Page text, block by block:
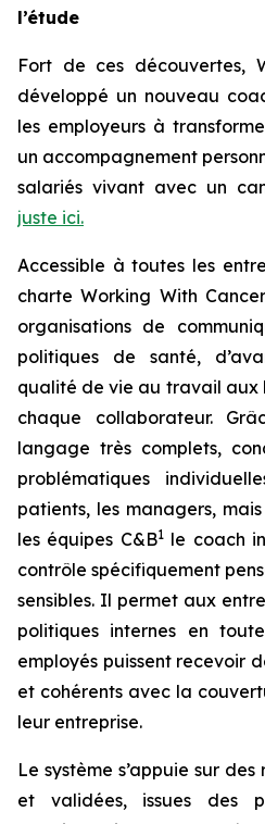
l’étude
Fort de ces découvertes,
développé un nouveau
les employeurs à
un accompagnement
salariés vivant avec un
juste ici.
Accessible à toutes les
charteWorking With Cancer
organisations de
politiques de santé,
qualité de vie au travail aux
chaque collaborateur.
langage très complets,
problématiques
patients, les managers,
les équipes C&B1le coach
contrôle spécifiquement
sensibles. Il permet aux
politiques internes en
employés puissent recevoir
et cohérents avec la
leur entreprise.
Le système s’appuie sur
et validées, issues des